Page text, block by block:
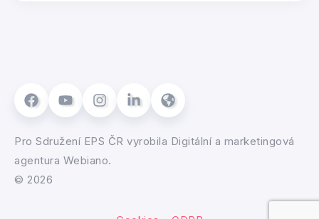
Pro Sdružení EPS ČR vyrobila Digitální a marketingová
agentura Webiano.
© 2026